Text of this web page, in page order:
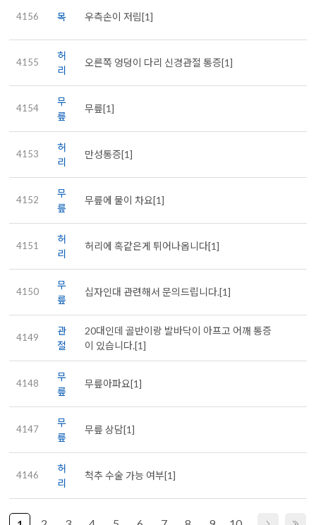
4156 목 우측손이 저림[1]
4155
허
리
오른쪽 엉덩이 다리 신경관절 통증[1]
4154
무
릎
무릎[1]
4153
허
리
만성통증[1]
4152
무
릎
무릎에 물이 차요[1]
4151
허
리
허리에 혹같은게 튀어나옵니다[1]
4150
무
릎
십자인대 관련해서 문의드립니다.[1]
4149
관
절
20대인데 골반이랑 발바닥이 아프고 어깨 통증
이 있습니다.[1]
4148
무
릎
무릎아파요[1]
4147
무
릎
무릎 상담[1]
4146
허
리
척추 수술 가능 여부[1]